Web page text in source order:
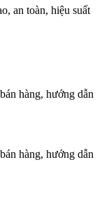
an toàn, hiệu suất
hàng, hướng dẫn
hàng, hướng dẫn